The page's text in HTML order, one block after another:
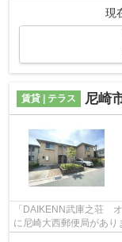
現
賃貸 | テラス 尼崎
「DAIKENN武庫之荘
に尼崎大西郵便局があ